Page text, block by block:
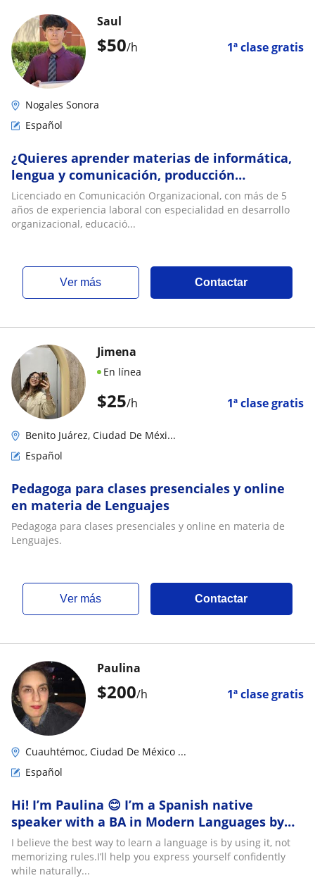
$50/h 1ª clase gratis
Saul
Nogales Sonora
Español
¿Quieres aprender materias de informática,
lengua y comunicación, producción
multimedia y animación 2D y 3D?
Licenciado en Comunicación Organizacional, con más de 5
años de experiencia laboral con especialidad en desarrollo
organizacional, educació...
ver más Contactar
$25/h 1ª clase gratis
Jimena
En línea
Benito Juárez, Ciudad De Méxi...
Español
Pedagoga para clases presenciales y online
en materia de Lenguajes
Pedagoga para clases presenciales y online en materia de
Lenguajes.
ver más Contactar
$200/h 1ª clase gratis
Paulina
Cuauhtémoc, Ciudad De México ...
Español
Hi! I’m Paulina 😊 I’m a Spanish native
speaker with a BA in Modern Languages by
UNAM and recently certified as an Spanish
Teacher
I believe the best way to learn a language is by using it, not
memorizing rules.I’ll help you express yourself confidently
while naturally...